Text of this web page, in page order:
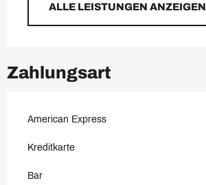
ALLE LEISTUNGEN ANZEIGEN
Zahlungsart
American Express
Kreditkarte
Bar